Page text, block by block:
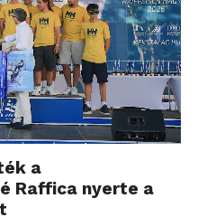
a
Raffica nyerte a